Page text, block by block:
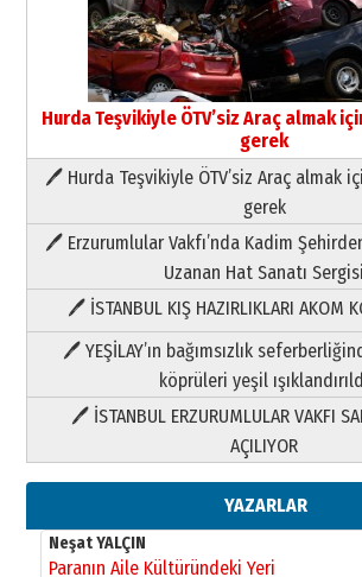
Hurda Teşvikiyle ÖTV’siz Araç almak
gerek
🖊 Hurda Teşvikiyle ÖTV’siz Araç almak
gerek
🖊 Erzurumlular Vakfı’nda Kadim
Uzanan Hat Sanatı Sergisi
🖊 İSTANBUL KIŞ HAZIRLIKLARI AKOM
🖊 YEŞİLAY’ın bağımsızlık
köprüleri yeşil
🖊 İSTANBUL ERZURUMLULAR VAKFI
AÇILIYOR
YAZARLAR
Paranın Aile Kültüründeki Yeri
03 Ağustos 2026 Pazartesi
Yıldırım Gündoğdu
HAVVA’NIN ÜÇ KIZI
09 Temmuz 2026 Perşembe
Yusuf POLAT
Şampiyonluk Sebahattin
11 Mayıs 2026 Pazartesi
Neşat YALÇIN
Paranın Aile Kültüründeki Yeri